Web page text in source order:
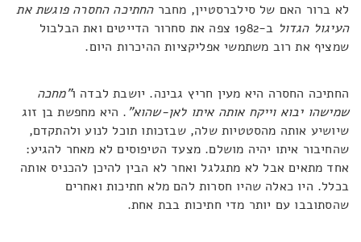
לא ברור האם של סילברסטיין, מחברהחתיכה החסרה פוגשת את
העיגול הגדול
ב-1982 צפה את סחרור הדייטים ואת הבלבול
שמציף את רוב משתמשי אפליקציות ההיכרות היום.
החתיכה החסרה היא מעין חריץ גבינה. יושבת לבדה ו"מחכה
שמישהו יבוא וייקח אותה איתו לאן-שהוא". היא מחפשת בן זוג
שיושיע אותה מהסטטיות שלה, שבזכותו תוכל לנוע ולהתקדם,
שהחיבור איתו יהיה מושלם. מצעד הטיפוסים לא מאחר להגיע:
אחד מתאים אבל לא מתגלגל ואחר לא הבין להיכן להכניס אותה
בכלל. היו כאלה שהיו חסרות להם מלא חתיכות ואחרים
שהסתובבו עם יותר מדי חתיכות בבת אחת.